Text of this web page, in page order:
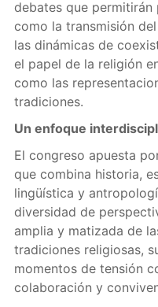
debates que
como la transmisión
las dinámicas de
el papel de la religión
como las
tradiciones.
Un enfoque
El congreso apuesta
que combina historia,
lingüística y
diversidad de
amplia y matizada de
tradiciones religiosas,
momentos de tensión
colaboración y